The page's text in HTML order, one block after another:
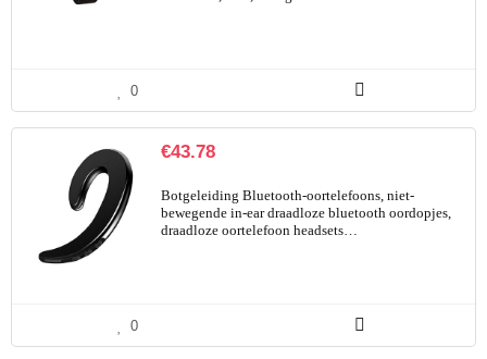
0
€43.78
Botgeleiding Bluetooth-oortelefoons, niet-
bewegende in-ear draadloze bluetooth oordopjes,
draadloze oortelefoon headsets…
0